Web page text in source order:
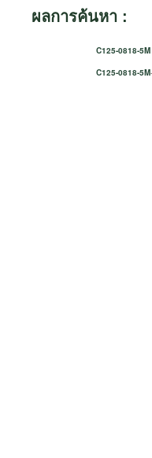
ผลการค้นหา :
C125-0818-5M
C125-0818-5M